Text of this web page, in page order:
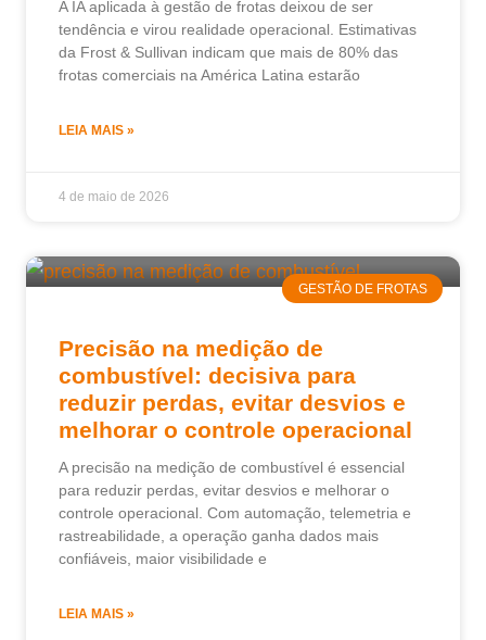
A IA aplicada à gestão de frotas deixou de ser
tendência e virou realidade operacional. Estimativas
da Frost & Sullivan indicam que mais de 80% das
frotas comerciais na América Latina estarão
LEIA MAIS »
4 de maio de 2026
GESTÃO DE FROTAS
Precisão na medição de
combustível: decisiva para
reduzir perdas, evitar desvios e
melhorar o controle operacional
A precisão na medição de combustível é essencial
para reduzir perdas, evitar desvios e melhorar o
controle operacional. Com automação, telemetria e
rastreabilidade, a operação ganha dados mais
confiáveis, maior visibilidade e
LEIA MAIS »